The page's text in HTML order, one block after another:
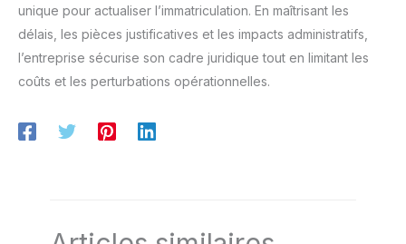
unique pour actualiser l’immatriculation. En maîtrisant les
délais, les pièces justificatives et les impacts administratifs,
l’entreprise sécurise son cadre juridique tout en limitant les
coûts et les perturbations opérationnelles.